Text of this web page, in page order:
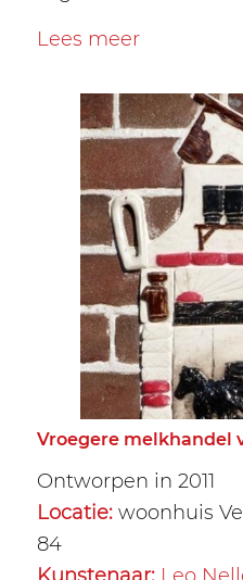
Lees meer
Vroegere melkhandel
Ontworpen in 2011
Locatie:woonhuis
84
Kunstenaar: Leo